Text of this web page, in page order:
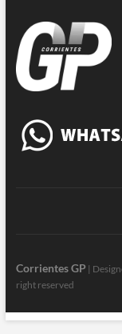
Corrientes GP |
right reserved